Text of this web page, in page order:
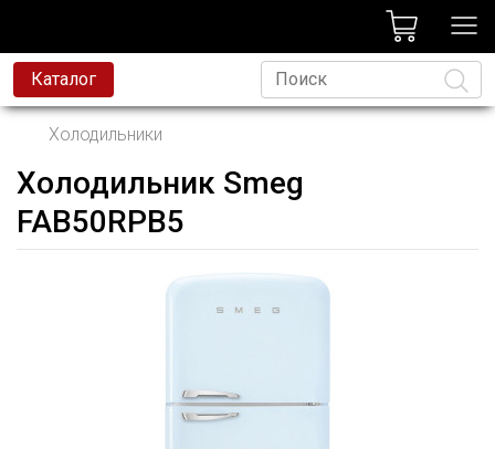
Каталог
Холодильники
Холодильник Smeg
FAB50RPB5